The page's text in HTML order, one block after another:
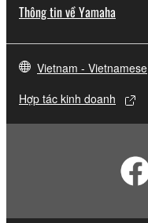
Thông tin về Yamaha
Vietnam - Vietnamese
Hợp tác kinh doanh